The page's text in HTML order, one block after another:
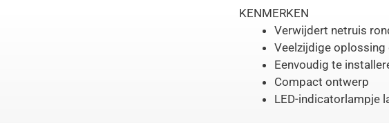
KENMERKEN
Verwijdert netruis
Veelzijdige oplossing
Eenvoudig te
Compact ontwerp
LED-indicatorlampje